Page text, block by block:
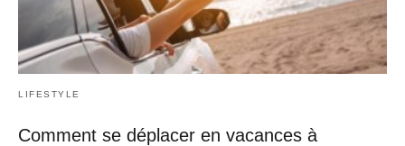
LIFESTYLE
Comment se déplacer en vacances à